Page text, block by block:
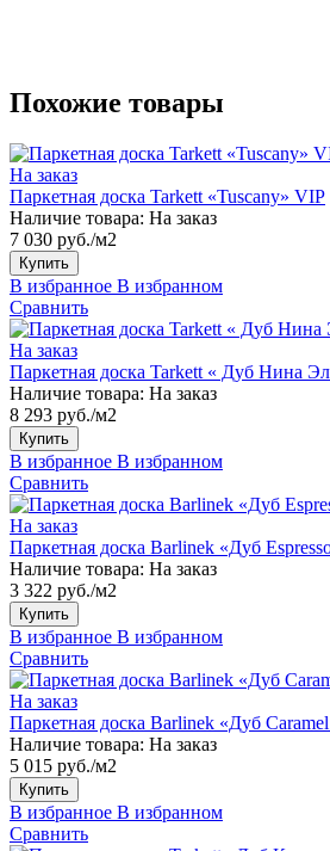
Похожие товары
На заказ
Паркетная доска Tarkett «Tuscany» VIP
Наличие товара: На заказ
7 030 руб./м2
Купить
В избранное В избранном
Сравнить
На заказ
Паркетная доска Tarkett « Дуб Нина
Наличие товара: На заказ
8 293 руб./м2
Купить
В избранное В избранном
Сравнить
На заказ
Паркетная доска Barlinek «Дуб
Наличие товара: На заказ
3 322 руб./м2
Купить
В избранное В избранном
Сравнить
На заказ
Паркетная доска Barlinek «Дуб
Наличие товара: На заказ
5 015 руб./м2
Купить
В избранное В избранном
Сравнить